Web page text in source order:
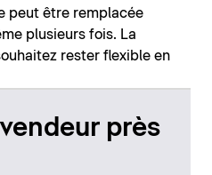
peut être remplacée
plusieurs fois. La
rester flexible en
près